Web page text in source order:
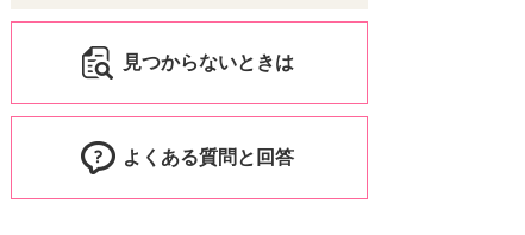
見つからないときは
よくある質問と回答